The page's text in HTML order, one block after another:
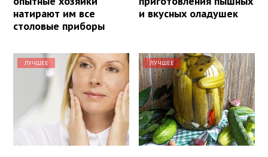
натирают им все
столовые приборы
и вкусных оладушек
ЛУЧШЕЕ ЛУЧШЕЕ